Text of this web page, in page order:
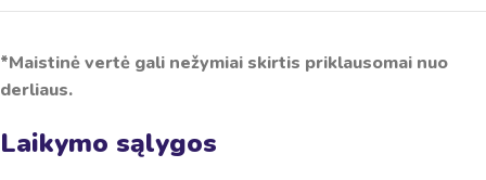
*Maistinė vertė gali nežymiai skirtis priklausomai nuo
derliaus.
Laikymo sąlygos